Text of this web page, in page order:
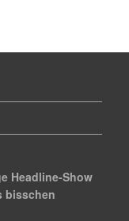
Headline-Show
bisschen